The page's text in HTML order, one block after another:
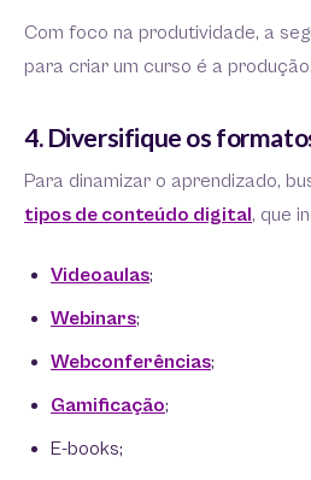
Com foco na produtividade, a
para criar um curso é a produção.
4. Diversifique os
Para dinamizar o aprendizado,
tipos de conteúdo digital, que
Videoaulas;
Webinars;
Webconferências;
Gamificação;
E-books;